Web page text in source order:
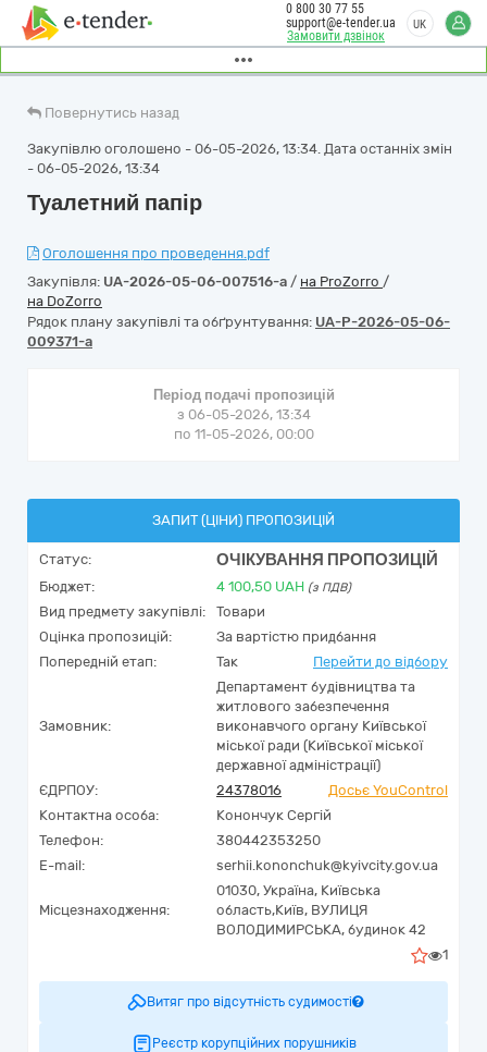
Замовити дзвінок
0 800 30 77 55
support@e-tender.ua
UK
Повернутись назад
Закупівлю оголошено - 06-05-2026, 13:34. Дата останніх змін
- 06-05-2026, 13:34
Туалетний папір
Оголошення про проведення.pdf
Закупівля: UA-2026-05-06-007516-a / на ProZorro /
на DoZorro
Рядок плану закупівлі та обґрунтування: UA-P-2026-05-06-
009371-a
Період подачі пропозицій
з 06-05-2026, 13:34
по 11-05-2026, 00:00
ЗАПИТ (ЦІНИ) ПРОПОЗИЦІЙ
Статус: ОЧІКУВАННЯ ПРОПОЗИЦІЙ
Бюджет: 4 100,50 UAH (з ПДВ)
Вид предмету закупівлі:
Товари
Оцінка пропозицій:
За вартістю придбання
Попередній етап:
Так Перейти до відбору
Замовник:
Департамент будівництва та
житлового забезпечення
виконавчого органу Київської
міської ради (Київської міської
державної адміністрації)
ЄДРПОУ:
24378016
Досьє YouControl
Контактна особа:
Конончук Сергій
Телефон:
380442353250
E-mail:
serhii.kononchuk@kyivcity.gov.ua
Місцезнаходження:
01030, Україна, Київська
область,Київ, ВУЛИЦЯ
ВОЛОДИМИРСЬКА, будинок 42
1
Витяг про відсутність судимості
Реєстр корупційних порушників